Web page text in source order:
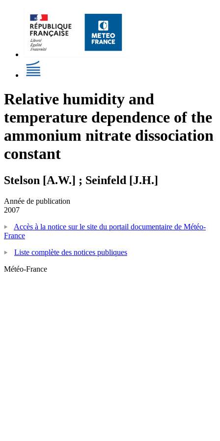
Relative humidity and
temperature dependence of the
ammonium nitrate dissociation
constant
Stelson [A.W.] ; Seinfeld [J.H.]
Année de publication
2007
Accès à la notice sur le site du portail documentaire de Météo-
France
Liste complète des notices publiques
Météo-France